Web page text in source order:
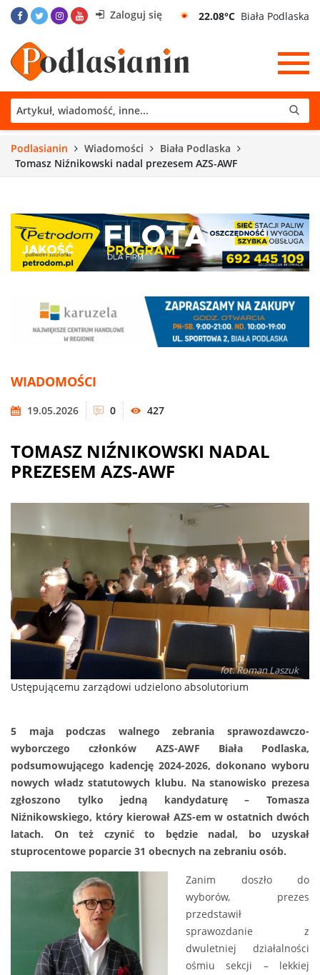
Zaloguj się 22.08°C Biała Podlaska
Podlasianin Wiadomości
Biała Podlaska
Tomasz Niźnikowski nadal prezesem AZS-AWF
WIADOMOŚCI
19.05.2026 0 427
TOMASZ NIŹNIKOWSKI NADAL
PREZESEM AZS-AWF
fot. Roman Laszuk
Ustępującemu zarządowi udzielono absolutorium
5 maja podczas walnego zebrania sprawozdawczo-
wyborczego członków AZS-AWF Biała Podlaska,
podsumowującego kadencję 2024-2026, dokonano wyboru
nowych władz statutowych klubu. Na stanowisko prezesa
zgłoszono tylko jedną kandydaturę – Tomasza
Niźnikowskiego, który kierował AZS-em w ostatnich dwóch
latach. On też czynić to będzie nadal, bo uzyskał
stuprocentowe poparcie 31 obecnych na zebraniu osób.
Zanim doszło do
wyborów, prezes
przedstawił
sprawozdanie z
dwuletniej działalności
ośmiu sekcji – lekkiej